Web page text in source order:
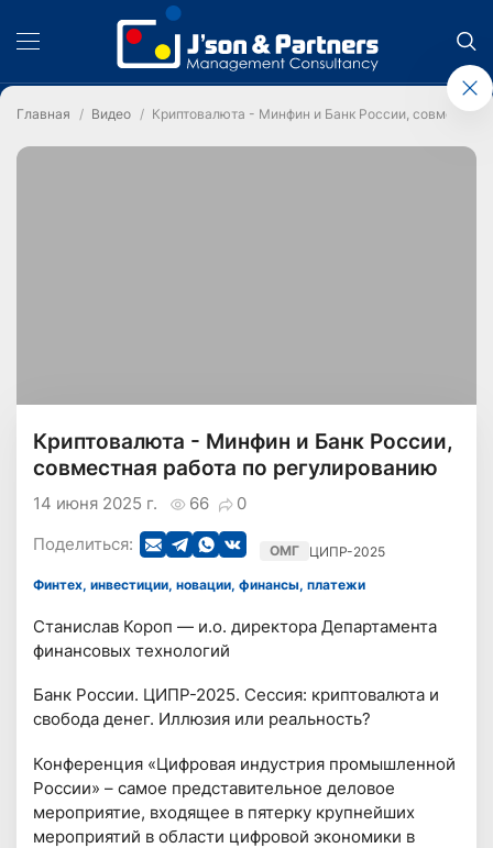
Главная Видео Криптовалюта - Минфин и Банк России,
Криптовалюта - Минфин и Банк России,
совместная работа по регулированию
66 0
14 июня 2025 г.
Поделиться:
ОМГ ЦИПР-2025
Финтех, инвестиции, новации, финансы, платежи
Станислав Короп — и.о. директора Департамента
финансовых технологий
Банк России. ЦИПР-2025. Сессия: криптовалюта и
свобода денег. Иллюзия или реальность?
Конференция «Цифровая индустрия промышленной
России» – самое представительное деловое
мероприятие, входящее в пятерку крупнейших
мероприятий в области цифровой экономики в